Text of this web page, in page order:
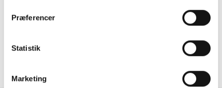
Præferencer
Statistik
Marketing
HURTIG LEVERING 1-3 HVERDAGE
KUNDESERVICE & SUPPORT
14 DAGES fortrydelsesret
100% returret